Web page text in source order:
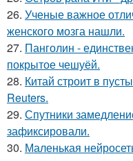
26. Ученые важное
женского мозга нашли.
27. Панголин -
покрытое чешуёй.
28. Китай строит в
Reuters.
29. Спутники
зафиксировали.
30. Маленькая